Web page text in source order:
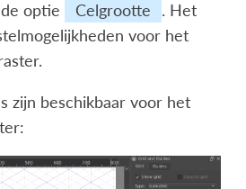
optie
Celgrootte
. Het
voor het
zijn beschikbaar voor het